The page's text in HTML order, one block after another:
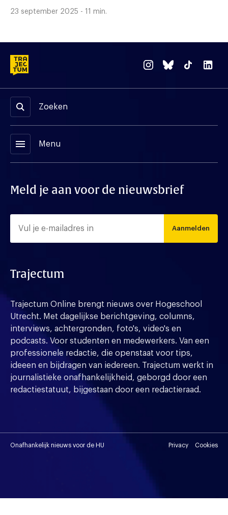
23 september 2025 - 11 min.
Zoeken
menu Menu
Meld je aan voor de nieuwsbrief
Aanmelden
Trajectum
Trajectum Online brengt nieuws over Hogeschool
Utrecht. Met dagelijkse berichtgeving, columns,
interviews, achtergronden, foto's, video's en
podcasts. Voor studenten en medewerkers. Van een
professionele redactie, die openstaat voor tips,
ideeen en bijdragen van iedereen. Trajectum werkt in
journalistieke onafhankelijkheid, geborgd door een
redactiestatuut, bijgestaan door een redactieraad.
Onafhankelijk nieuws voor de HU Privacy Cookies